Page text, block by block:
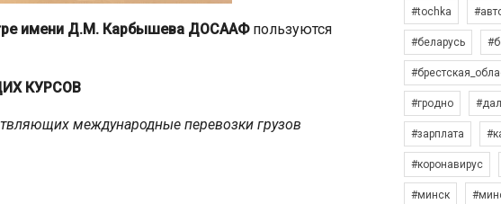
имени Д.М. Карбышева ДОСААФпользуются
КУРСОВ
международные перевозки грузов
#tochka
#беларусь
#гродно
#зарплата
#коронавирус
#минск